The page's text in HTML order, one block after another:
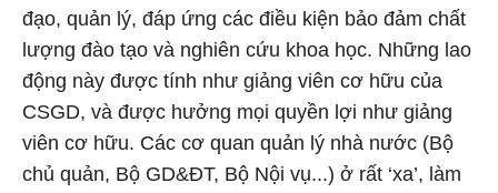
đạo, quản lý, đáp ứng các điều kiện bảo đảm chất
lượng đào tạo và nghiên cứu khoa học. Những lao
động này được tính như giảng viên cơ hữu của
CSGD, và được hưởng mọi quyền lợi như giảng
viên cơ hữu. Các cơ quan quản lý nhà nước (Bộ
chủ quản, Bộ GD&ĐT, Bộ Nội vụ...) ở rất ‘xa’, làm